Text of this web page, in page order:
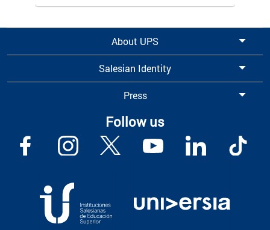
About UPS
Salesian Identity
Press
Follow us